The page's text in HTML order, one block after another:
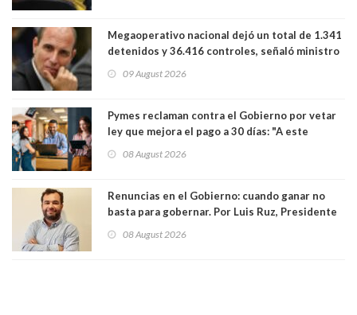
Megaoperativo nacional dejó un total de 1.341
detenidos y 36.416 controles, señaló ministro
09 August 2026
Pymes reclaman contra el Gobierno por vetar
ley que mejora el pago a 30 días: "A este
medianas empresas"
08 August 2026
Renuncias en el Gobierno: cuando ganar no
basta para gobernar. Por Luis Ruz, Presidente
08 August 2026